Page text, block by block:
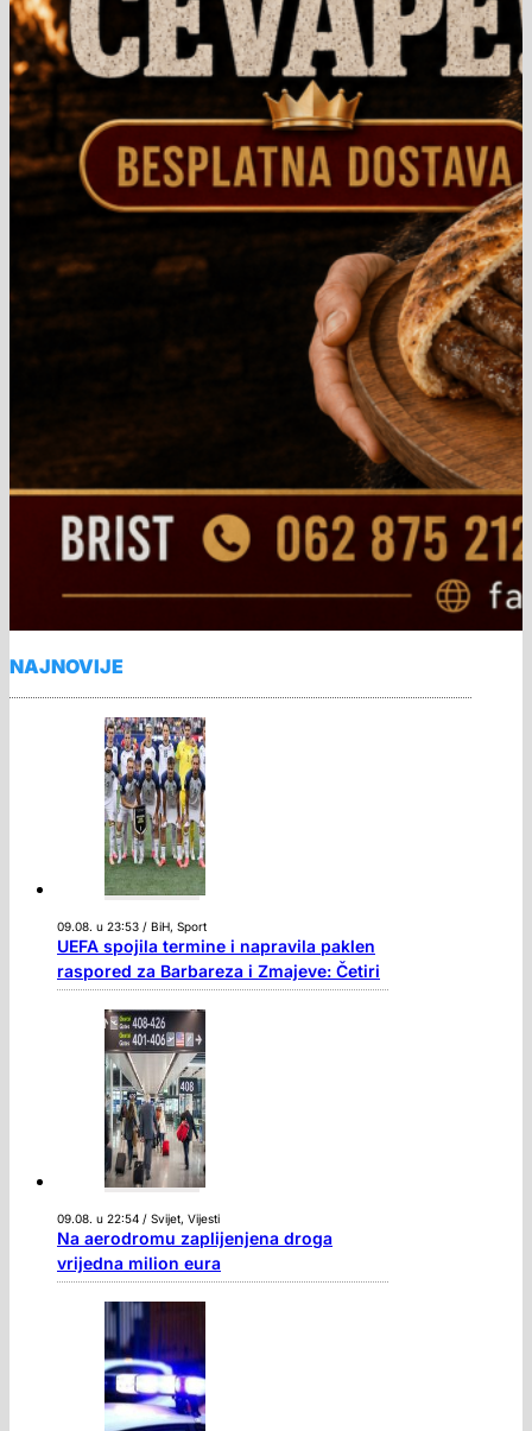
NAJNOVIJE
09.08. u 23:53 / BiH, Sport
UEFA spojila termine i napravila paklen
raspored za Barbareza i Zmajeve: Četiri
09.08. u 22:54 / Svijet, Vijesti
Na aerodromu zaplijenjena droga
vrijedna milion eura